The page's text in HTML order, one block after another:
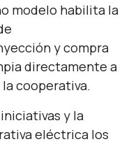
modelo habilita la
y compra
directamente a
cooperativa.
y la
eléctrica los